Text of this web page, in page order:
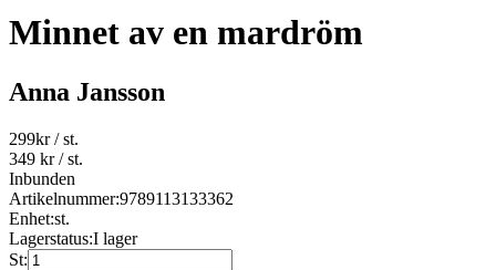
Minnet av en mardröm
Anna Jansson
299kr/ st.
349 kr/ st.
Inbunden
Artikelnummer:9789113133362
Enhet:st.
Lagerstatus:I lager
St: